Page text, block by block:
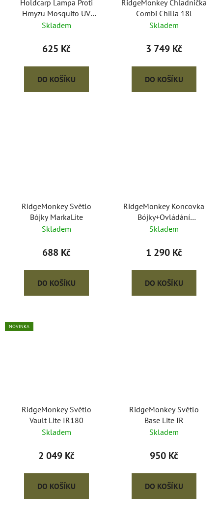
Holdcarp Lampa Proti
Hmyzu Mosquito UV
Lamp
Skladem
625 Kč
DO KOŠÍKU
RidgeMonkey Chladnička
Combi Chilla 18l
Skladem
3 749 Kč
DO KOŠÍKU
RidgeMonkey Světlo
Bójky MarkaLite
Skladem
688 Kč
DO KOŠÍKU
RidgeMonkey Koncovka
Bójky+Ovládání
MarkaLite Kit
Skladem
1 290 Kč
DO KOŠÍKU
NOVINKA
RidgeMonkey Světlo
Vault Lite IR180
Skladem
2 049 Kč
DO KOŠÍKU
RidgeMonkey Světlo
Base Lite IR
Skladem
950 Kč
DO KOŠÍKU